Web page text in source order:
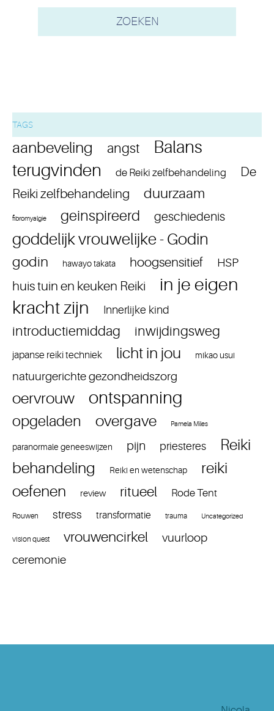
TAGS
aanbeveling angst
Balans
terugvinden
de Reiki zelfbehandeling
De
Reiki zelfbehandeling
duurzaam
fibromyalgie geinspireerd geschiedenis
goddelijk vrouwelijke - Godin
godin hawayo takata hoogsensitief HSP
huis tuin en keuken Reiki
in je eigen
kracht zijn
Innerlijke kind
introductiemiddag inwijdingsweg
japanse reiki techniek licht in jou mikao usui
natuurgerichte gezondheidszorg
oervrouw ontspanning
opgeladen overgave Pamela Miles
paranormale geneeswijzen pijn priesteres
Reiki
behandeling
Reiki en wetenschap
reiki
oefenen
review ritueel Rode Tent
Rouwen stress transformatie trauma Uncategorized
vision quest vrouwencirkel
vuurloop
ceremonie